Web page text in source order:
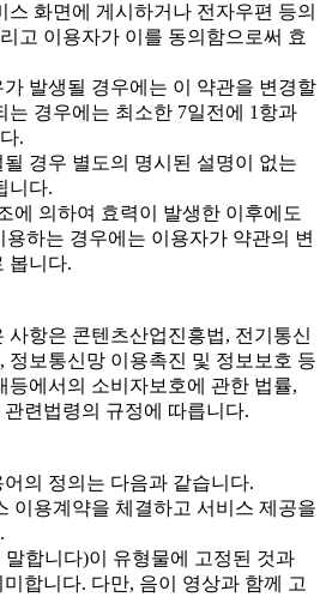
화면에 게시하거나 전자우편 등의
고 이용자가 이를 동의함으로써 효
발생될 경우에는 이 약관을 변경할
는 경우에는 최소한 7일전에 1항과
.
경우 별도의 명시된 설명이 없는
니다.
에 의하여 효력이 발생한 이후에도
하는 경우에는 이용자가 약관의 변
봅니다.
사항은 콘텐츠산업진흥법, 전기통신
정보통신망 이용촉진 및 정보보호 등
등에서의 소비자보호에 관한 법률,
련법령의 규정에 따릅니다.
의 정의는 다음과 같습니다.
이용계약을 체결하고 서비스 제공을
말합니다)이 유형물에 고정된 것과
합니다. 다만, 음이 영상과 함께 고